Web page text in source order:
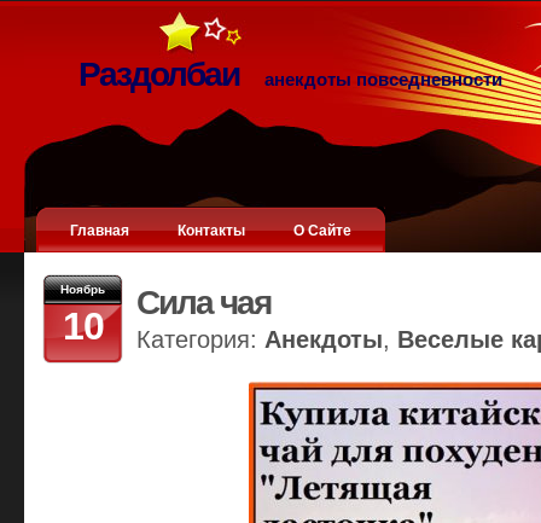
Раздолбаи анекдоты повседневности
Главная Контакты О Сайте
Ноябрь
10
Сила чая
Категория: Анекдоты, Веселые